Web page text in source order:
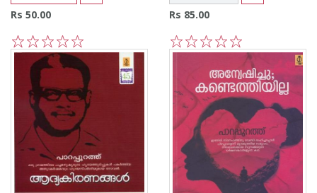
Rs 50.00
5
4
3
2
1
Rs 85.00
5
4
3
2
1